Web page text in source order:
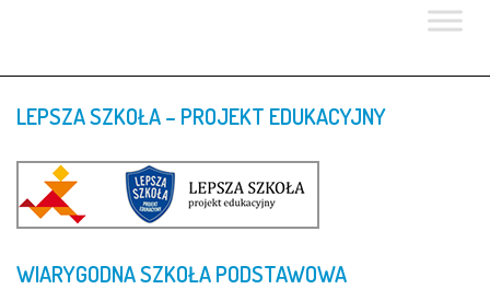
LEPSZASZKOŁA– PROJEKT EDUKACYJNY
WIARYGODNASZKOŁAPODSTAWOWA